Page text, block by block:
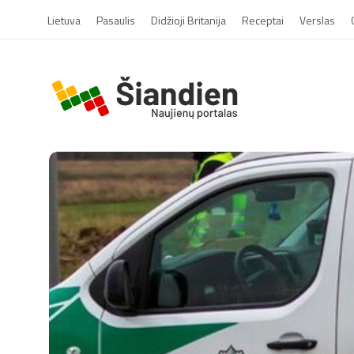
Lietuva Pasaulis Didžioji Britanija Receptai Verslas
S
a
n
d
i
e